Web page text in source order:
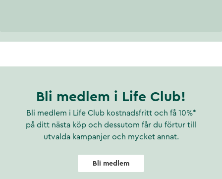
Bli medlem i Life Club!
Bli medlem i Life Club kostnadsfritt och få 10%*
på ditt nästa köp och dessutom får du förtur till
utvalda kampanjer och mycket annat.
Bli medlem